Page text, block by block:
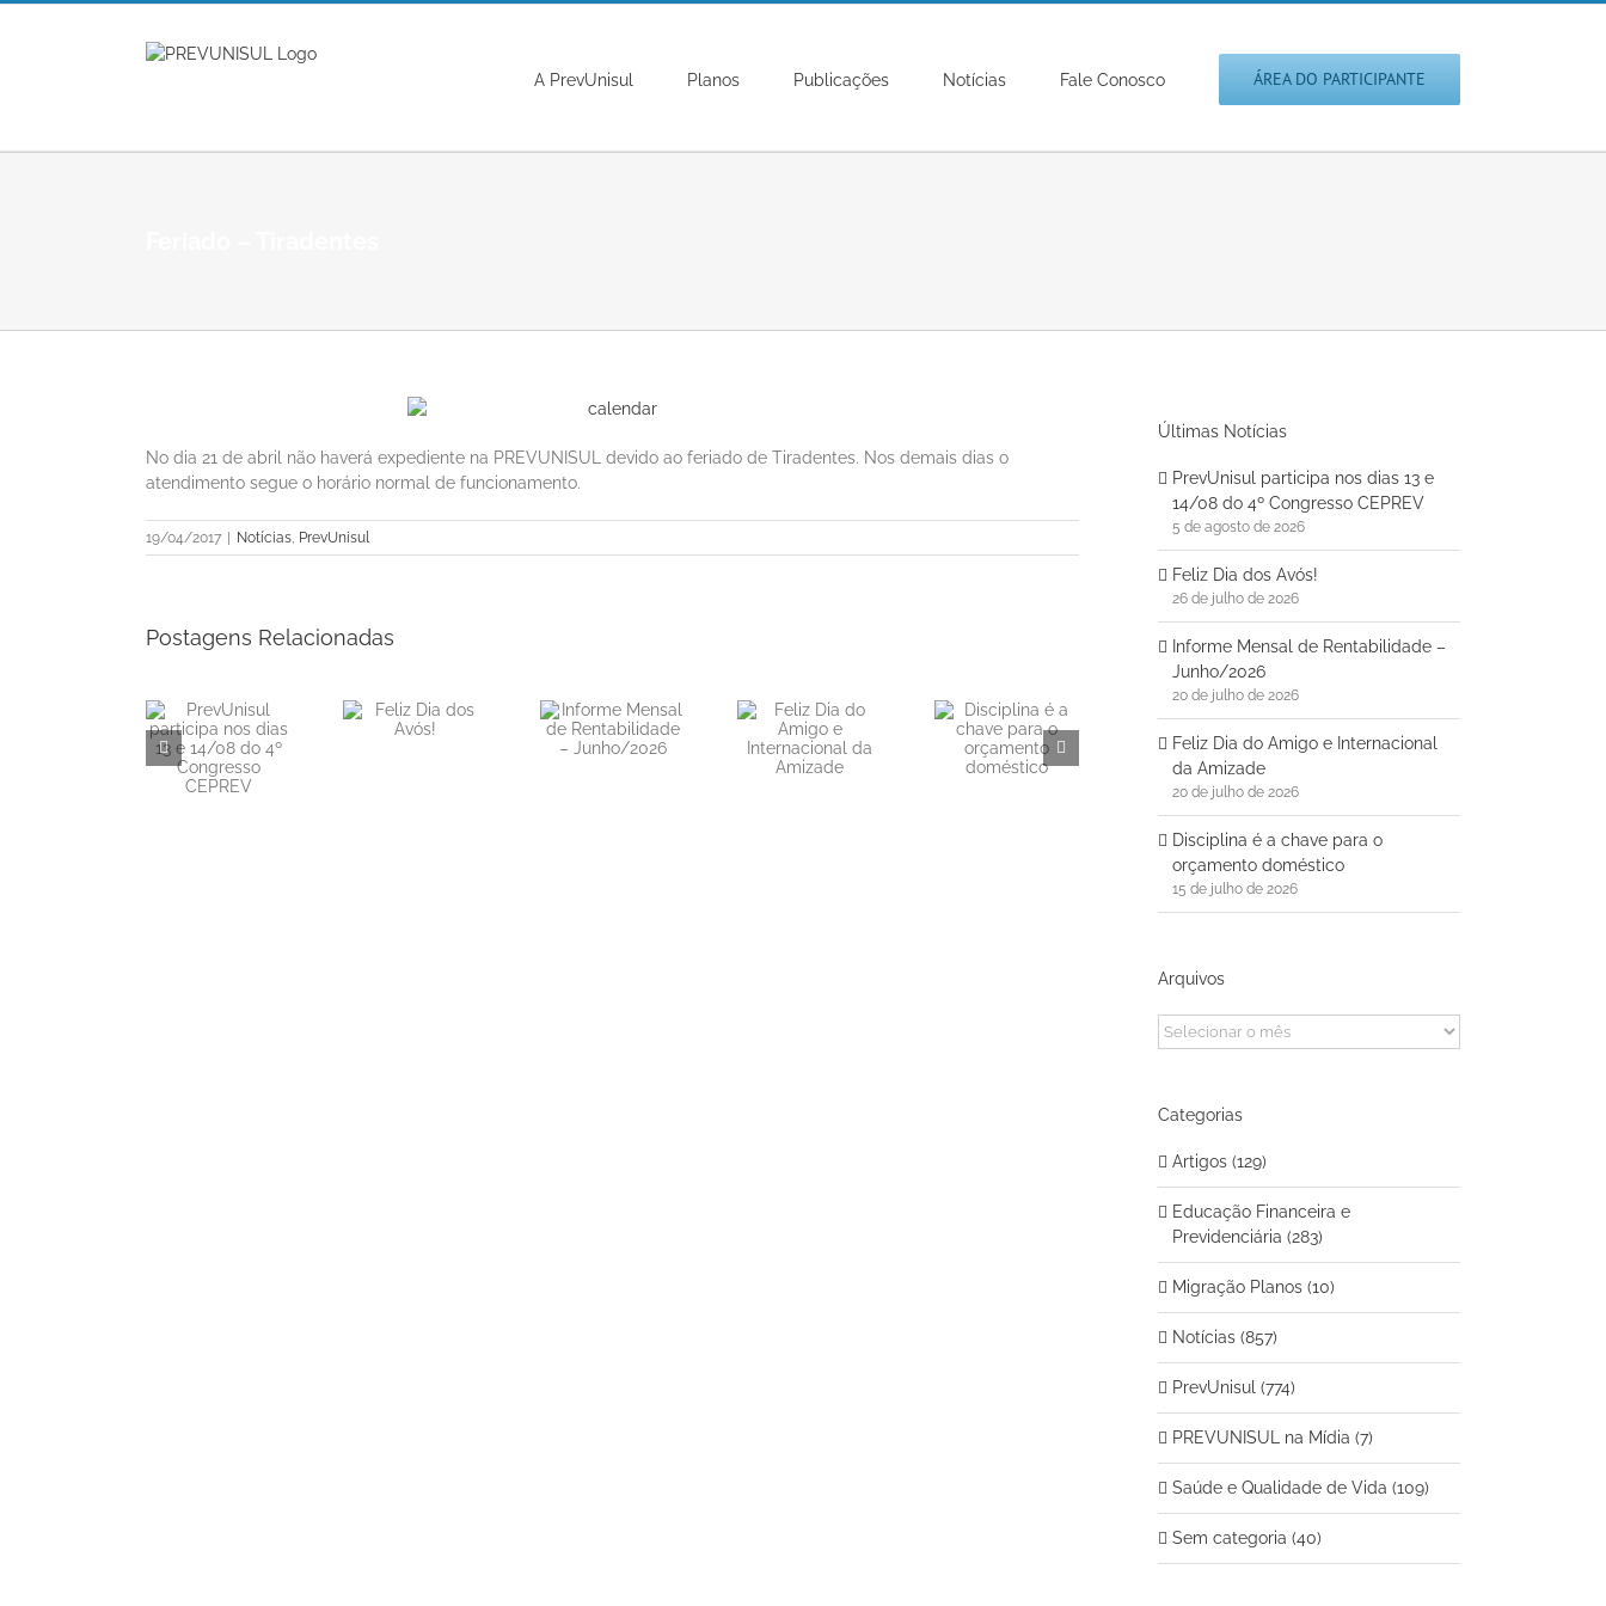
Ir
A PrevUnisul Planos Publicações Notícias Fale Conosco ÁREA DO PARTICIPANTE
No dia 21 de abril não haverá expediente na PREVUNISUL devido ao feriado de Tiradentes. Nos demais dias o
atendimento segue o horário normal de funcionamento.
19/04/2017 Notícias, PrevUnisul
Postagens Relacionadas
Feliz Dia dos
Avós!
Informe
Feliz Dia do
Amigo e
Disciplina é a
chave para o
orçamento
Últimas Notícias
PrevUnisul participa nos dias 13 e
14/08 do 4º Congresso CEPREV
5 de agosto de 2026
Feliz Dia dos Avós!
26 de julho de 2026
Informe Mensal de Rentabilidade –
Junho/2026
20 de julho de 2026
Feliz Dia do Amigo e Internacional
da Amizade
20 de julho de 2026
Disciplina é a chave para o
orçamento doméstico
15 de julho de 2026
Arquivos
Arquivos
Categorias
Artigos (129)
Educação Financeira e
Previdenciária (283)
Migração Planos (10)
Notícias (857)
PrevUnisul (774)
PREVUNISUL na Mídia (7)
Saúde e Qualidade de Vida (109)
Sem categoria (40)